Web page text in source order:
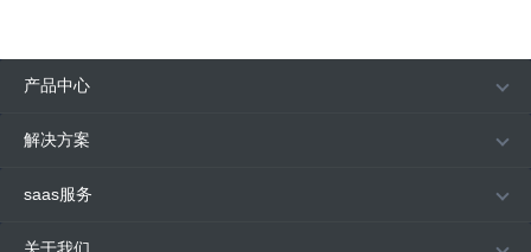
产品中心
解决方案
saas服务